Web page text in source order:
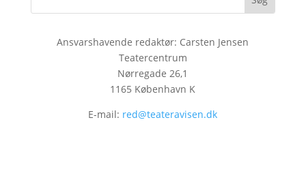
Ansvarshavende redaktør: Carsten Jensen
Teatercentrum
Nørregade 26,1
1165 København K
E-mail: red@teateravisen.dk